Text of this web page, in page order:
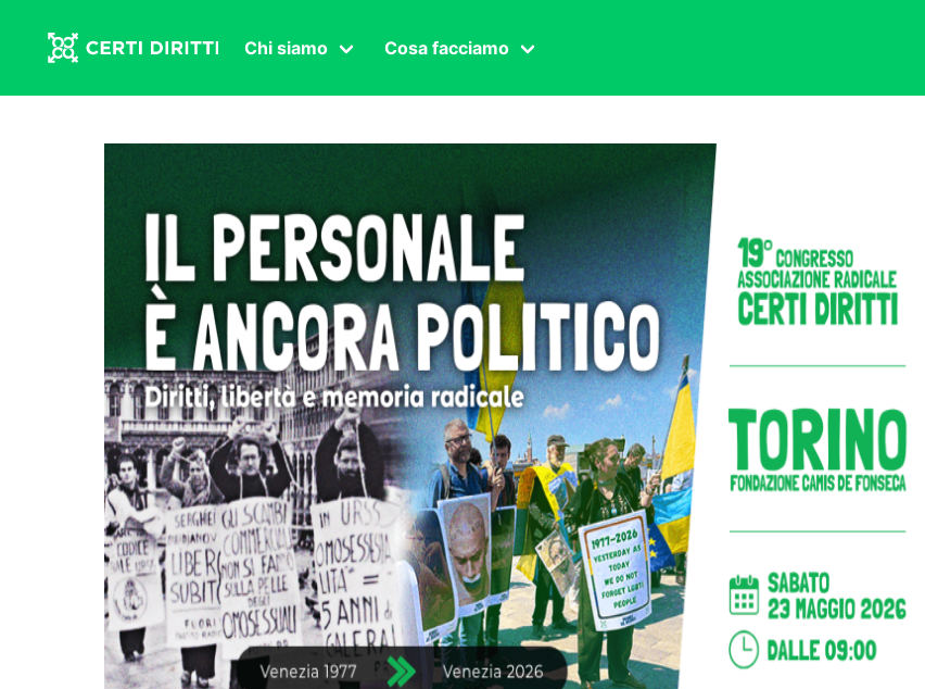
Chi siamo
Organi in carica
Congressi
Cosa facciamo
Transgender
Diritto di famiglia
Lavoro sessuale
Salute sessuale
Transnazionale
Politica
Fuor di Pagina